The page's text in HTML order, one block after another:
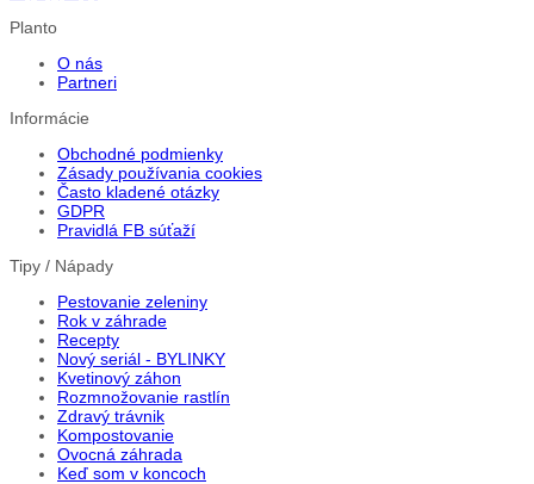
Planto
O nás
Partneri
Informácie
Obchodné podmienky
Zásady používania cookies
Často kladené otázky
GDPR
Pravidlá FB súťaží
Tipy / Nápady
Pestovanie zeleniny
Rok v záhrade
Recepty
Nový seriál - BYLINKY
Kvetinový záhon
Rozmnožovanie rastlín
Zdravý trávnik
Kompostovanie
Ovocná záhrada
Keď som v koncoch